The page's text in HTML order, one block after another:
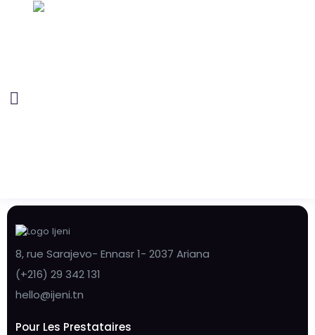
8, rue Sarajevo- Ennasr 1- 2037 Ariana
(+216) 29 342 131
hello@ijeni.tn
Pour Les Prestataires